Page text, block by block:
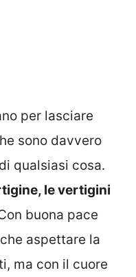
per lasciare
sono davvero
qualsiasi cosa.
le vertigini
buona pace
aspettare la
ma con il cuore